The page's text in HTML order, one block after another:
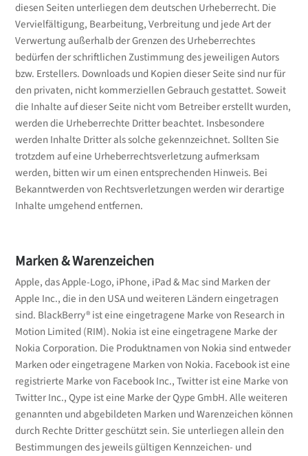
diesen Seiten unterliegen dem deutschen Urheberrecht. Die
Vervielfältigung, Bearbeitung, Verbreitung und jede Art der
Verwertung außerhalb der Grenzen des Urheberrechtes
bedürfen der schriftlichen Zustimmung des jeweiligen Autors
bzw. Erstellers. Downloads und Kopien dieser Seite sind nur für
den privaten, nicht kommerziellen Gebrauch gestattet. Soweit
die Inhalte auf dieser Seite nicht vom Betreiber erstellt wurden,
werden die Urheberrechte Dritter beachtet. Insbesondere
werden Inhalte Dritter als solche gekennzeichnet. Sollten Sie
trotzdem auf eine Urheberrechtsverletzung aufmerksam
werden, bitten wir um einen entsprechenden Hinweis. Bei
Bekanntwerden von Rechtsverletzungen werden wir derartige
Inhalte umgehend entfernen.
Marken & Warenzeichen
Apple, das Apple-Logo, iPhone, iPad & Mac sind Marken der
Apple Inc., die in den USA und weiteren Ländern eingetragen
sind. BlackBerry® ist eine eingetragene Marke von Research in
Motion Limited (RIM). Nokia ist eine eingetragene Marke der
Nokia Corporation. Die Produktnamen von Nokia sind entweder
Marken oder eingetragene Marken von Nokia. Facebook ist eine
registrierte Marke von Facebook Inc., Twitter ist eine Marke von
Twitter Inc., Qype ist eine Marke der Qype GmbH. Alle weiteren
genannten und abgebildeten Marken und Warenzeichen können
durch Rechte Dritter geschützt sein. Sie unterliegen allein den
Bestimmungen des jeweils gültigen Kennzeichen- und